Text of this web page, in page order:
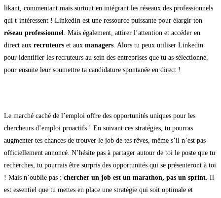
likant, commentant mais surtout en intégrant les réseaux des professionnels
qui t’intéressent ! LinkedIn est une ressource puissante pour élargir ton
réseau professionnel. Mais également, attirer l’attention et accéder en
direct aux recruteurs et aux managers. Alors tu peux utiliser Linkedin
pour identifier les recruteurs au sein des entreprises que tu as sélectionné,
pour ensuite leur soumettre ta candidature spontanée en direct !
Le marché caché de l’emploi offre des opportunités uniques pour les
chercheurs d’emploi proactifs ! En suivant ces stratégies, tu pourras
augmenter tes chances de trouver le job de tes rêves, même s’il n’est pas
officiellement annoncé. N’hésite pas à partager autour de toi le poste que tu
recherches, tu pourrais être surpris des opportunités qui se présenteront à toi
! Mais n’oublie pas : chercher un job est un marathon, pas un sprint. Il
est essentiel que tu mettes en place une stratégie qui soit optimale et